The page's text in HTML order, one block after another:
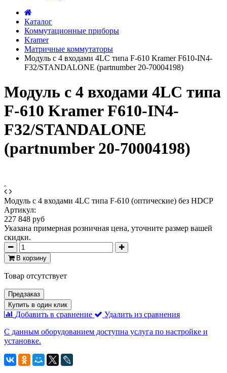
Каталог
Коммутационные приборы
Kramer
Матричные коммутаторы
Модуль c 4 входами 4LC типа F-610 Kramer F610-IN4-
F32/STANDALONE (partnumber 20-70004198)
Модуль c 4 входами 4LC типа
F-610 Kramer F610-IN4-
F32/STANDALONE
(partnumber 20-70004198)
Модуль c 4 входами 4LC типа F-610 (оптические) без HDCP
Артикул:
227 848 руб
Указана примерная розничная цена, уточните размер вашей
скидки.
В корзину
Товар отсутствует
Предзаказ
Купить в один клик
Добавить в сравнение
Удалить из сравнения
С данным оборудованием доступна услуга по настройке и
установке.